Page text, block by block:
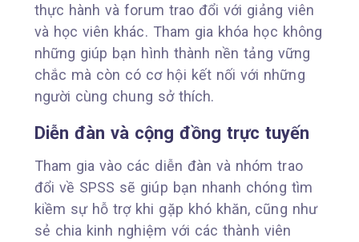
thực hành và forum trao đổi với giảng viên
và học viên khác. Tham gia khóa học không
những giúp bạn hình thành nền tảng vững
chắc mà còn có cơ hội kết nối với những
người cùng chung sở thích.
Diễn đàn và cộng đồng trực tuyến
Tham gia vào các diễn đàn và nhóm trao
đổi về SPSS sẽ giúp bạn nhanh chóng tìm
kiềm sự hỗ trợ khi gặp khó khăn, cũng như
sẻ chia kinh nghiệm với các thành viên